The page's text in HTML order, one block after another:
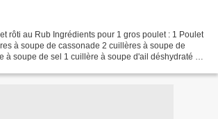
rôti au Rub Ingrédients pour 1 gros poulet : 1 Poulet
à soupe de cassonade 2 cuillères à soupe de
à soupe de sel 1 cuillère à soupe d'ail déshydraté 1